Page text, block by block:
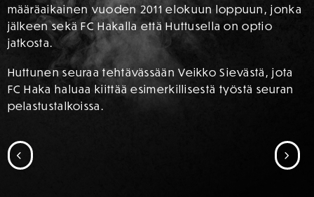
määräaikainen vuoden 2011 elokuun loppuun, jonka
jälkeen sekä FC Hakalla että Huttusella on optio
jatkosta.
Huttunen seuraa tehtävässään Veikko Sievästä, jota
FC Haka haluaa kiittää esimerkillisestä työstä seuran
pelastustalkoissa.
SIIRRY EDELLISEEN